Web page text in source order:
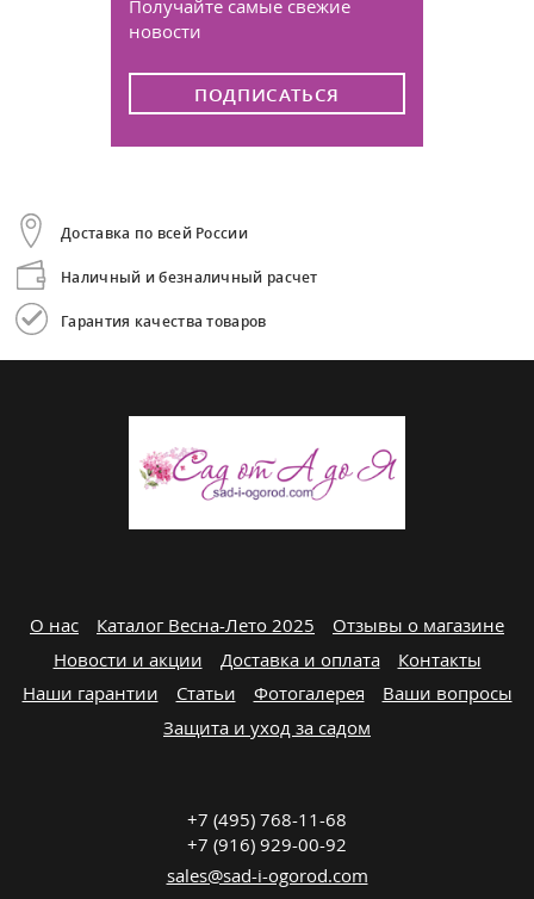
Получайте самые свежие
новости
ПОДПИСАТЬСЯ
Доставка по всей России
Наличный и безналичный расчет
Гарантия качества товаров
О нас Каталог Весна-Лето 2025
Отзывы о магазине
Новости и акции
Доставка и оплата
Контакты
Наши гарантии
Статьи Фотогалерея
Ваши вопросы
Защита и уход за садом
+7 (495) 768-11-68
+7 (916) 929-00-92
sales@sad-i-ogorod.com